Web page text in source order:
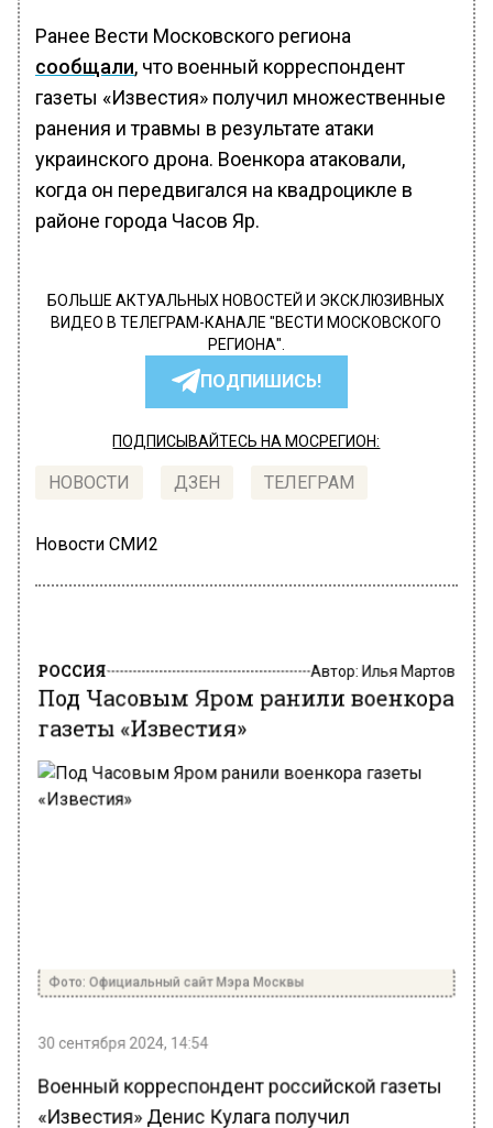
Ранее Вести Московского региона
сообщали, что военный корреспондент
газеты «Известия» получил множественные
ранения и травмы в результате атаки
украинского дрона. Военкора атаковали,
когда он передвигался на квадроцикле в
районе города Часов Яр.
БОЛЬШЕ АКТУАЛЬНЫХ НОВОСТЕЙ И ЭКСКЛЮЗИВНЫХ
ВИДЕО В ТЕЛЕГРАМ-КАНАЛЕ "ВЕСТИ МОСКОВСКОГО
РЕГИОНА".
ПОДПИШИСЬ!
ПОДПИСЫВАЙТЕСЬ НА МОСРЕГИОН:
НОВОСТИ ДЗЕН ТЕЛЕГРАМ
Новости СМИ2
Под Часовым Яром ранили военкора
газеты «Известия»
Фото: Официальный сайт Мэра Москвы
30 сентября 2024, 14:54
Военный корреспондент российской газеты
«Известия» Денис Кулага получил